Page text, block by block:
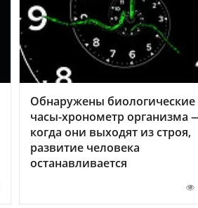
Обнаружены биологические
часы-хронометр организма
когда они выходят из строя,
развитие человека
останавливается